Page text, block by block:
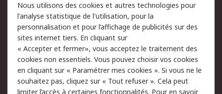
du site
Politique de protection
des données - Mise à
jour
Sécurité des E-mails
Conditions générales
de vente
Politique anti-
corruption
Campagnes marketing
Nous utilisons des cookies et autres technologies pour
l'analyse statistique de l'utilisation, pour la
personnalisation et pour l’affichage de publicités sur des
sites internet tiers. En cliquant sur
« Accepter et fermer», vous acceptez le traitement des
cookies non essentiels. Vous pouvez choisir vos cookies
en cliquant sur « Paramétrer mes cookies ». Si vous ne le
souhaitez pas, cliquez sur « Tout refuser ». Cela peut
limiter l’accès à certaines fonctionnalités. Pour en savoir